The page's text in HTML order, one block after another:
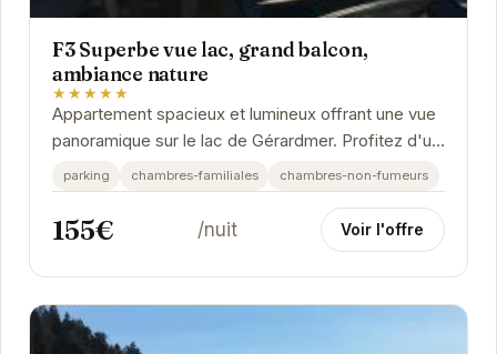
F3 Superbe vue lac, grand balcon,
ambiance nature
★★★★★
Appartement spacieux et lumineux offrant une vue
panoramique sur le lac de Gérardmer. Profitez d'un
grand balcon pour vos repas en plein air et...
parking chambres-familiales chambres-non-fumeurs
155€ /nuit Voir l'offre